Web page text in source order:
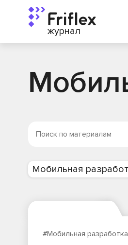
журнал
Мобильная
#Мобильная разработка